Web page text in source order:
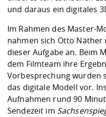
und daraus ein digitales
Im Rahmen des Master-
nahmen sich Otto
dieser Aufgabe an. Beim
dem Filmteam ihre
Vorbesprechung wurden
das digitale Modell vor.
Aufnahmen rund 90
Sendezeit im